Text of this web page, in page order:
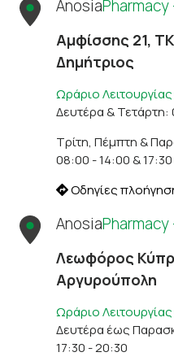
Anosia
Αμφίσσης 21, ΤΚ
Δημήτριος
Ωράριο
Δευτέρα & Τετάρτη:
Τρίτη, Πέμπτη &
08:00 - 14:00 &
Οδηγίες
Anosia
Λεωφόρος
Αργυρούπολη
Ωράριο
Δευτέρα έως
17:30 - 20:30